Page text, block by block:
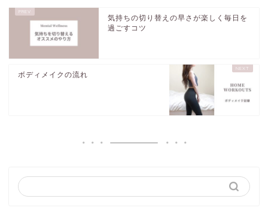
気持ちの切り替えの早さが楽しく毎日を
過ごすコツ
ボディメイクの流れ